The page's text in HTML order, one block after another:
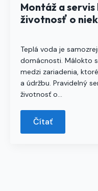
Montáž a
životnosť o
Teplá voda je
domácnosti. Málokto
medzi zariadenia,
a údržbu. Pravidelný
životnosť o…
Čítať